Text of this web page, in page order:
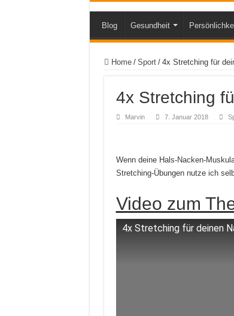
Blog Gesundheit
Home / Sport / 4x Stretching für
4x Stretching
Marvin 7. Januar 2018
Wenn deine Hals-Nacken-
Stretching-Übungen nutze ich
Video zum
4x Stretching für deinen